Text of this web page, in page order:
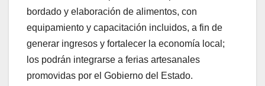
bordado y elaboración de alimentos, con
equipamiento y capacitación incluidos, a fin de
generar ingresos y fortalecer la economía local;
los podrán integrarse a ferias artesanales
promovidas por el Gobierno del Estado.